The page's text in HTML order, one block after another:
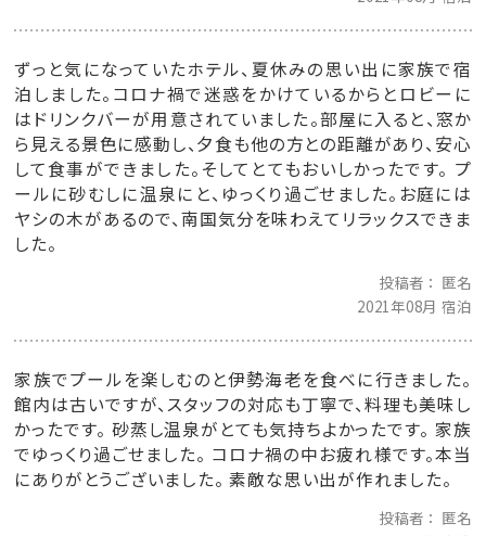
ずっと気になっていたホテル、夏休みの思い出に家族で宿
泊しました。コロナ禍で迷惑をかけているからとロビーに
はドリンクバーが用意されていました。部屋に入ると、窓か
ら見える景色に感動し、夕食も他の方との距離があり、安心
して食事ができました。そしてとてもおいしかったです。 プ
ールに砂むしに温泉にと、ゆっくり過ごせました。お庭には
ヤシの木があるので、南国気分を味わえてリラックスできま
した。
投稿者
匿名
2021年08月 宿泊
家族でプールを楽しむのと伊勢海老を食べに行きました。
館内は古いですが、スタッフの対応も丁寧で、料理も美味し
かったです。 砂蒸し温泉がとても気持ちよかったです。 家族
でゆっくり過ごせました。 コロナ禍の中お疲れ様です。本当
にありがとうございました。 素敵な思い出が作れました。
投稿者
匿名